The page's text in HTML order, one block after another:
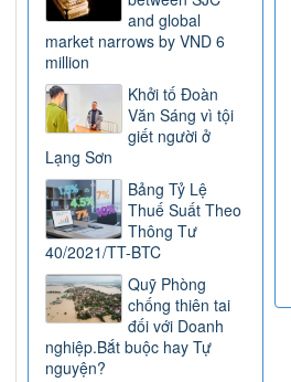
and global
market narrows by VND 6
million
Khởi tố Đoàn
Văn Sáng vì tội
giết người ở
Lạng Sơn
Bảng Tỷ Lệ
Thuế Suất Theo
Thông Tư
40/2021/TT-BTC
Quỹ Phòng
chống thiên tai
đối với Doanh
nghiệp.Bắt buộc hay Tự
nguyện?